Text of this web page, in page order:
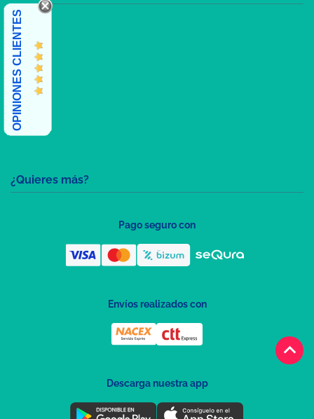
keyboard_arrow_up
¿Quieres más?
OPINIONES CLIENTES
Pago seguro con
Envíos realizados con
Descarga nuestra app